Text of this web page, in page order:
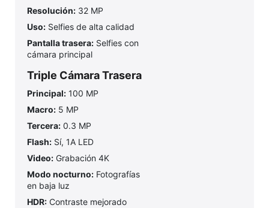
Resolución: 32 MP
Uso: Selfies de alta calidad
Pantalla trasera: Selfies con
cámara principal
Triple Cámara Trasera
Principal: 100 MP
Macro: 5 MP
Tercera: 0.3 MP
Flash: Sí, 1A LED
Video: Grabación 4K
Modo nocturno: Fotografías
en baja luz
HDR: Contraste mejorado